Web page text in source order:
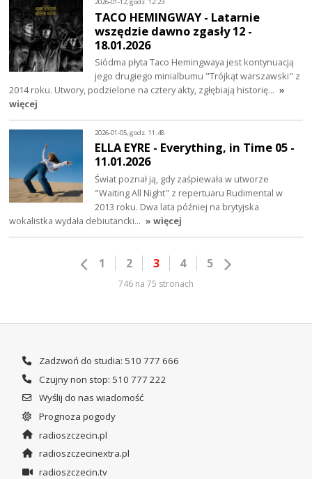
TACO HEMINGWAY - Latarnie
wszędzie dawno zgasły 12 -
18.01.2026
Siódma płyta Taco Hemingwaya jest kontynuacją
jego drugiego minialbumu "Trójkąt warszawski" z
2014 roku. Utwory, podzielone na cztery akty, zgłębiają historię… »
więcej
2026-01-05, godz. 11:48
ELLA EYRE - Everything, in Time 05 -
11.01.2026
Świat poznał ją, gdy zaśpiewała w utworze
"Waiting All Night" z repertuaru Rudimental w
2013 roku. Dwa lata później na brytyjska
wokalistka wydała debiutancki… » więcej
1 2 3 4 5
746 na 75 stronach
Zadzwoń do studia: 510 777 666
Czujny non stop: 510 777 222
Wyślij do nas wiadomość
Prognoza pogody
radioszczecin.pl
radioszczecinextra.pl
radioszczecin.tv